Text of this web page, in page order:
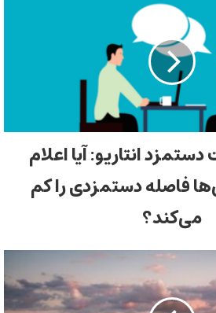
انتاریو: آیا اعلام
فاصله دستمزدی را کم
می‌کند؟